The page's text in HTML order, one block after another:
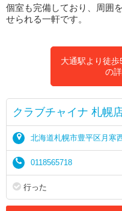
個室も完備しており、周囲
せられる一軒です。
大通駅より徒歩
の
クラブチャイナ 札幌
北海道札幌市豊平区月寒
0118565718
行った